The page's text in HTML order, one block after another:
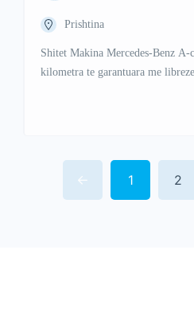
Prishtina
Shitet Makina Mercedes-Benz
kilometra te garantuara me
kontaktoni ne Viber ose Vatsap
1 2